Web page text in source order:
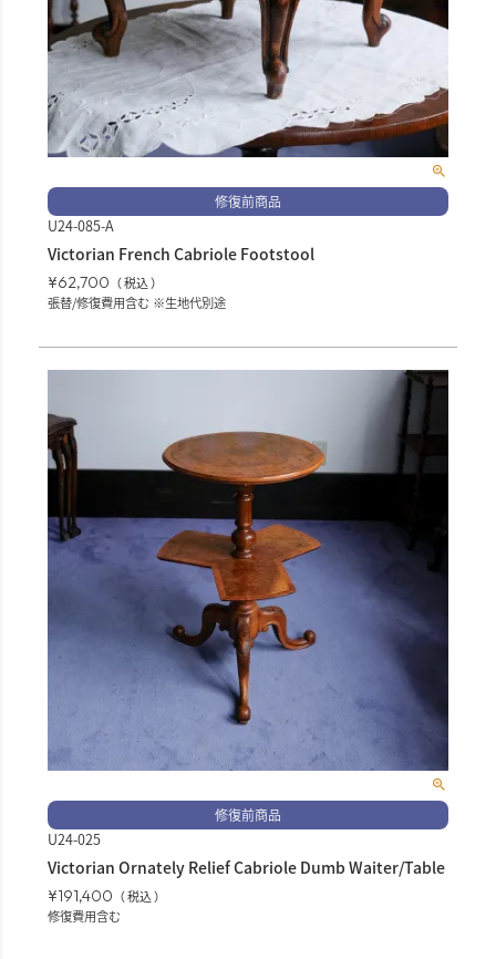
修復前商品
U24-085-A
Victorian French Cabriole Footstool
¥62,700
税込
張替/修復費用含む ※生地代別途
修復前商品
U24-025
Victorian Ornately Relief Cabriole Dumb Waiter/Table
¥191,400
税込
修復費用含む